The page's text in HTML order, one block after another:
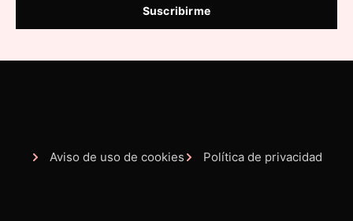
Suscribirme
Aviso de uso de cookies Política de privacidad